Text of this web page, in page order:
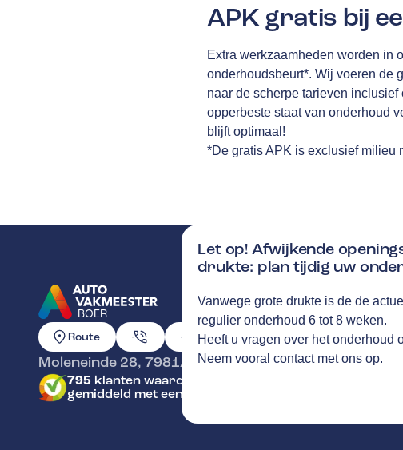
APK gratis bij
Extra werkzaamheden worden in
onderhoudsbeurt*. Wij voeren de
naar de scherpe tarieven
opperbeste staat van onderhoud
blijft optimaal!
*De gratis APK is exclusief milieu
Let op! Afwijkende
drukte: plan tijdig uw
Vanwege grote drukte is de de
regulier onderhoud 6 tot 8 weken.
Heeft u vragen over het onderhoud
Neem vooralcontact met ons op.
BOER
GA NAAR DE HOMEPAGINA
Route
Moleneinde 28, 7981AKDiever
795 klanten waarderen Autovakmeester Boer
gemiddeld met een 9.5